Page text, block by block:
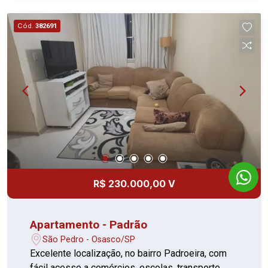
de Abreu, supermercados, padarias, farmácias,
escolas, comércios, transporte público e às
principais vias da região, oferecendo praticidade
e comodidade para o dia a dia.
Cód. 382691
R$ 230.000,00 V
Apartamento - Padrão
São Pedro - Osasco/SP
Excelente localização, no bairro Padroeira, com